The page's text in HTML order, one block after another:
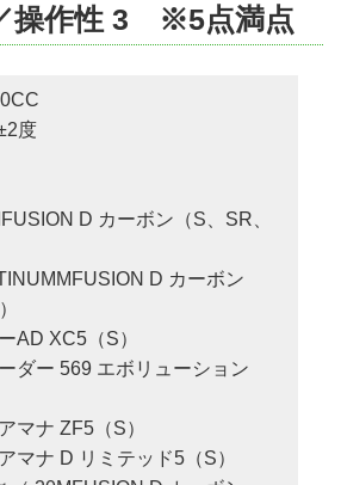
操作性 3 ※5点満点
度
D カーボン（S、SR、
D カーボン
（S）
エボリューション
ZF5（S）
リミテッド5（S）